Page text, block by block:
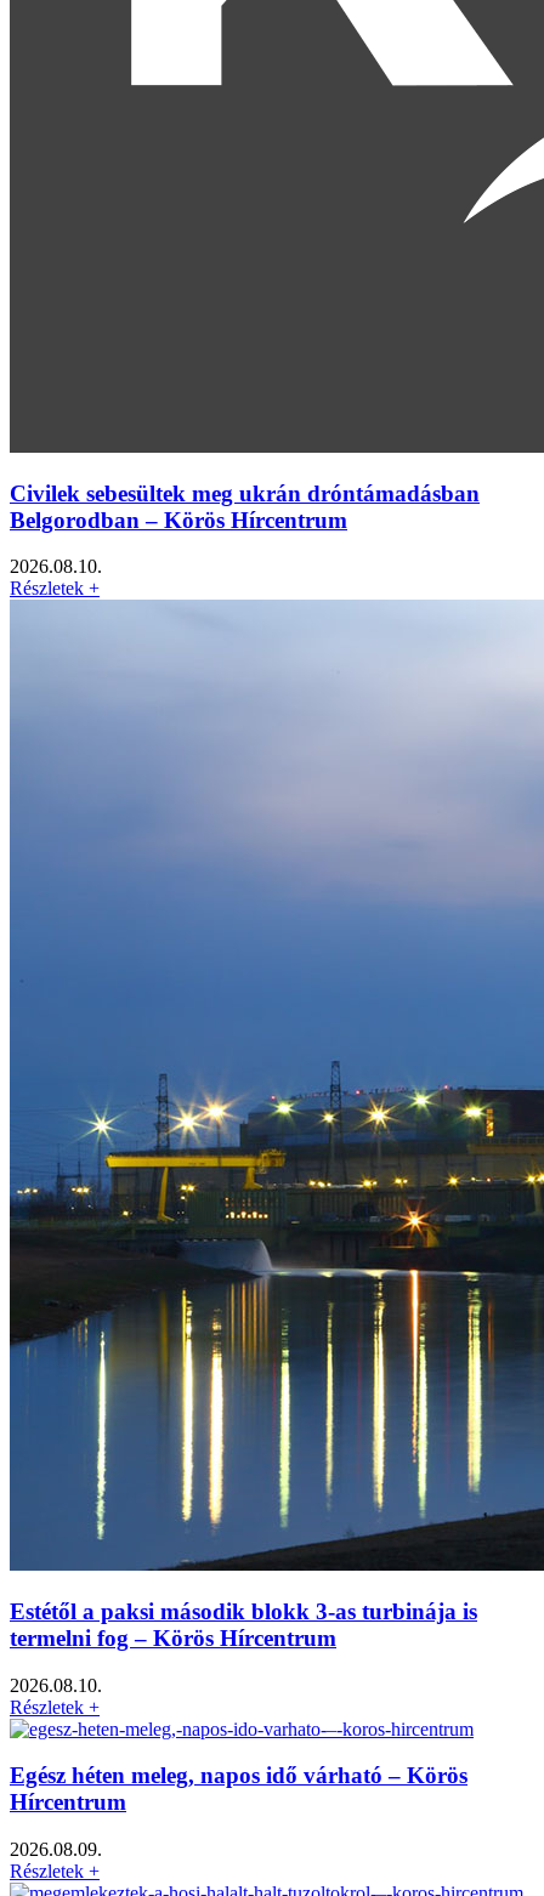
Civilek sebesültek meg ukrán dróntámadásban
Belgorodban – Körös Hírcentrum
2026.08.10.
Részletek +
Estétől a paksi második blokk 3-as turbinája is
termelni fog – Körös Hírcentrum
2026.08.10.
Részletek +
Egész héten meleg, napos idő várható – Körös
Hírcentrum
2026.08.09.
Részletek +